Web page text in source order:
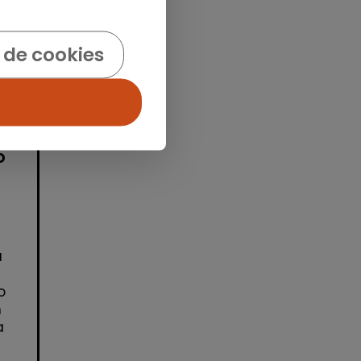
cookies